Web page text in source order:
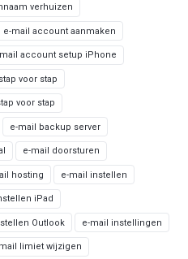
verhuizen
e-mail account aanmaken
account setup iPhone
voor stap
voor stap
e-mail backup server
e-mail doorsturen
hosting e-mail instellen
iPad
Outlook e-mail instellingen
limiet wijzigen